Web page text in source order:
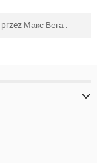
przez Макс Вега .